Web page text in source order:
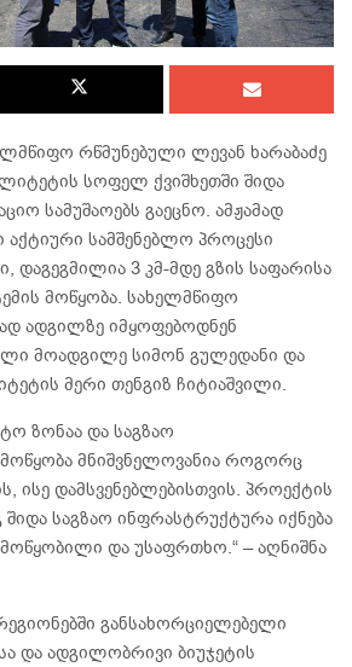
რწმუნებული ლევან ხარაბაძე
სოფელ ქვიშხეთში შიდა
სამუშაოებს გაეცნო. ამჟამად
აქტიური სამშენებლო პროცესი
დაგეგმილია 3 კმ-მდე გზის საფარისა
მოწყობა. სახელმწიფო
ადგილზე იმყოფებოდნენ
მოადგილე სიმონ გულედანი და
მერი თენგიზ ჩიტიაშვილი.
ზონაა და საგზაო
მნიშვნელოვანია როგორც
ისე დამსვენებლებისთვის. პროექტის
საგზაო ინფრასტრუქტურა იქნება
და უსაფრთხო.“ – აღნიშნა
განსახორციელებელი
და ადგილობრივი ბიუჯეტის